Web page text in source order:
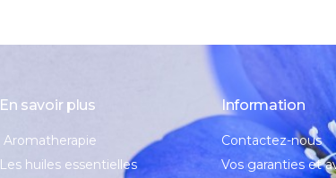
En savoir plus
Aromatherapie
Les huiles essentielles
Information
Contactez-nous
Vos garanties et